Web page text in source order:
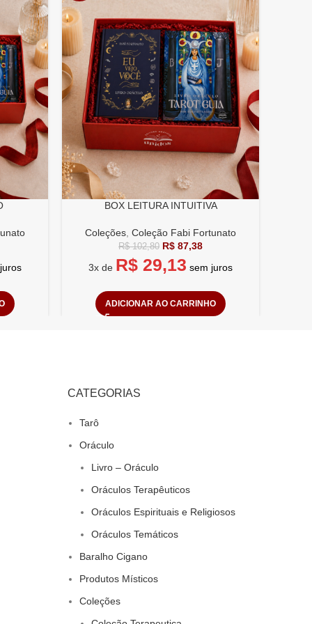
BOX LEITURA INTUITIVA
Coleções Coleção Fabi Fortunato
R$102,80 R$ 87,38
3x de R$ 29,13 sem juros
ADICIONAR AO CARRINHO
CATEGORIAS
Tarô
Oráculo
Livro – Oráculo
Oráculos Terapêuticos
Oráculos Espirituais e Religiosos
Oráculos Temáticos
Baralho Cigano
Produtos Místicos
Coleções